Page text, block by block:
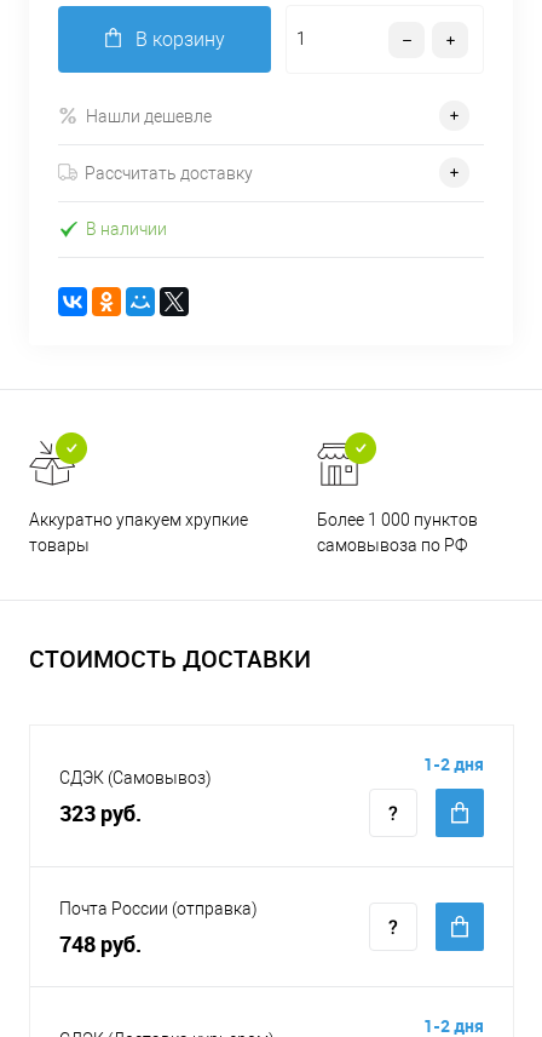
В корзину
Нашли дешевле
Рассчитать доставку
В наличии
Аккуратно упакуем хрупкие
товары
Более 1 000 пунктов
самовывоза по РФ
СТОИМОСТЬ ДОСТАВКИ
СДЭК (Самовывоз)
323 руб.
1-2 дня
Почта России (отправка)
748 руб.
1-2 дня